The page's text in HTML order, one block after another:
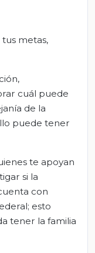
metas,
cuál puede
de la
puede tener
te apoyan
si la
con
esto
tener la familia